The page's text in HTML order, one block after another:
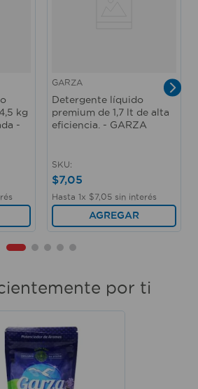
kg
-
GARZA
Detergente líquido
premium de 1,7 lt de alta
eficiencia. - GARZA
SKU:
$7,05
Hasta 1x $7, 05 sin interés
AGREGAR
por ti